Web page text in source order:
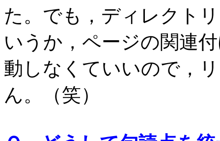
た。でも，ディレクト
いうか，ページの関連
動しなくていいので，
ん。（笑）